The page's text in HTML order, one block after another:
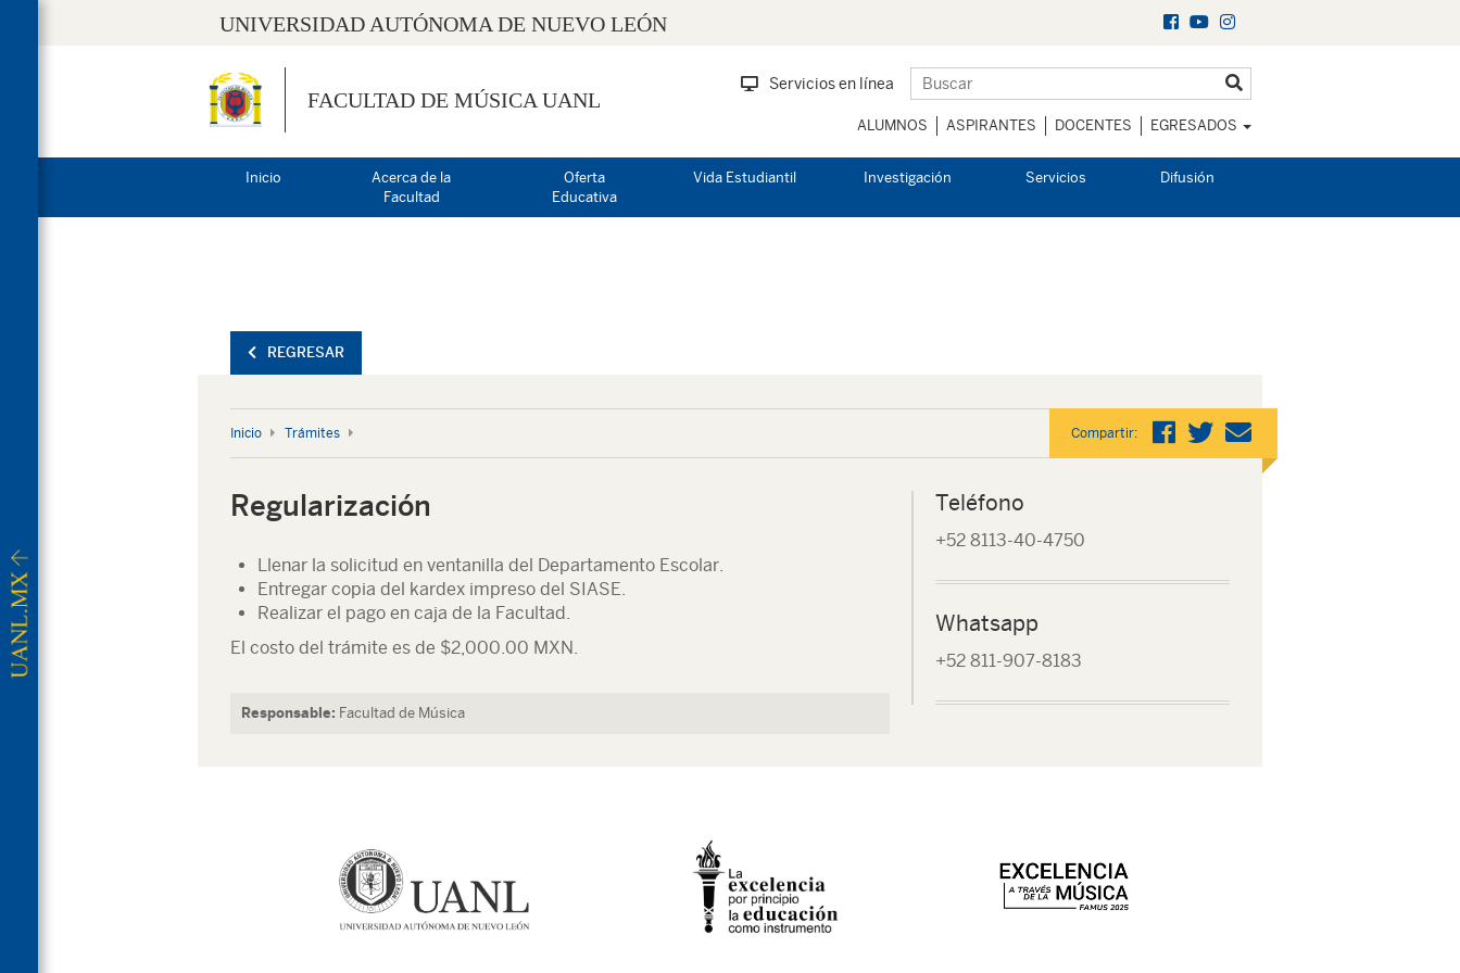
UNIVERSIDAD AUTÓNOMA DE NUEVO LEÓN
FACULTAD DE MÚSICA UANL
Servicios en línea
ALUMNOS ASPIRANTES DOCENTES EGRESADOS
Inicio
Acerca de la
Facultad
Oferta
Educativa
Vida Estudiantil Investigación Servicios Difusión
REGRESAR
Inicio Trámites Compartir:
Regularización
Llenar la solicitud en ventanilla del Departamento Escolar.
Entregar copia del kardex impreso del SIASE.
Realizar el pago en caja de la Facultad.
El costo del trámite es de $2,000.00 MXN.
Responsable: Facultad de Música
Teléfono
+52 8113-40-4750
Whatsapp
+52 811-907-8183